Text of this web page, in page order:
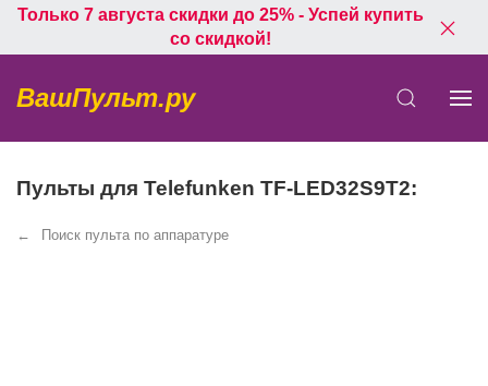
Только 7 августа скидки до 25% - Успей купить
со скидкой!
ВашПульт.ру
Пульты для Telefunken TF-LED32S9T2:
Поиск пульта по аппаратуре